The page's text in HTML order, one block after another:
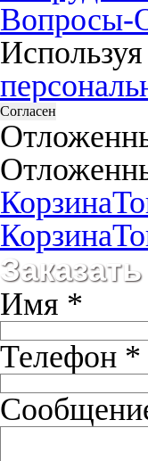
Вопросы-
Согласен
Корзина
Корзина
Имя *
Телефон *